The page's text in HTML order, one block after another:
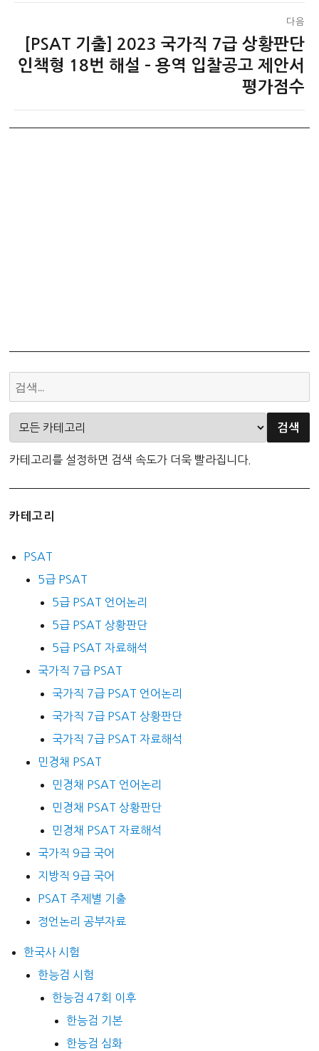
다음
음
[PSAT 기출] 2023 국가직 7급 상황판단
인책형 18번 해설 – 용역 입찰공고 제안서
평가점수
카테고리를 설정하면 검색 속도가 더욱 빨라집니다.
카테고리
PSAT
5급 PSAT
5급 PSAT 언어논리
5급 PSAT 상황판단
5급 PSAT 자료해석
국가직 7급 PSAT
국가직 7급 PSAT 언어논리
국가직 7급 PSAT 상황판단
국가직 7급 PSAT 자료해석
민경채 PSAT
민경채 PSAT 언어논리
민경채 PSAT 상황판단
민경채 PSAT 자료해석
국가직 9급 국어
지방직 9급 국어
PSAT 주제별 기출
정언논리 공부자료
한국사 시험
한능검 시험
한능검 47회 이후
한능검 기본
한능검 심화